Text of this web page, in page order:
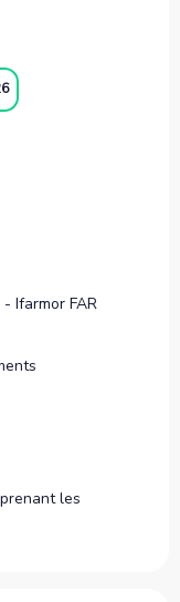
Ifarmor FAR
les